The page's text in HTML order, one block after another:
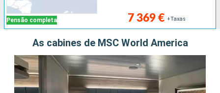
Pensão completa 7 369 € +Taxas
As cabines de MSC World America